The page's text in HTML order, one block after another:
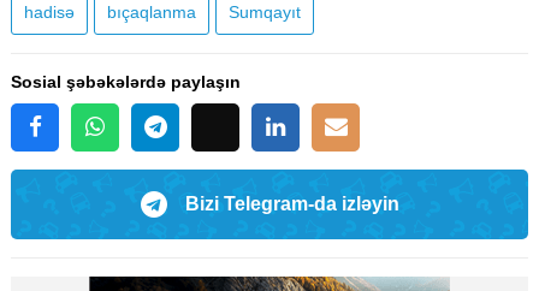
hadisə bıçaqlanma Sumqayıt
Sosial şəbəkələrdə paylaşın
Bizi Telegram-da izləyin